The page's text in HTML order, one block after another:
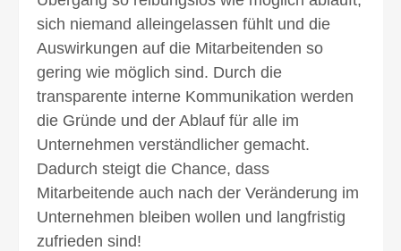
sich niemand allein­gelassen fühlt und die
Auswirkungen auf die Mitarbeitenden so
gering wie möglich sind. Durch die
transparente interne Kommunikation werden
die Gründe und der Ablauf für alle im
Unternehmen verständ­licher gemacht.
Dadurch steigt die Chance, dass
Mitarbeitende auch nach der Veränderung im
Unternehmen bleiben wollen und lang­fristig
zu­frieden sind!